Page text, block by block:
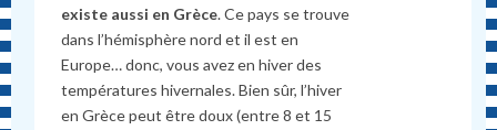
existe aussi en Grèce. Ce pays se trouve
dans l’hémisphère nord et il est en
Europe… donc, vous avez en hiver des
températures hivernales. Bien sûr, l’hiver
en Grèce peut être doux (entre 8 et 15